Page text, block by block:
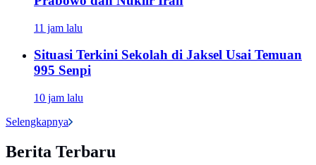
11 jam lalu
Situasi Terkini Sekolah di Jaksel Usai Temuan
995 Senpi
10 jam lalu
Selengkapnya
Berita Terbaru